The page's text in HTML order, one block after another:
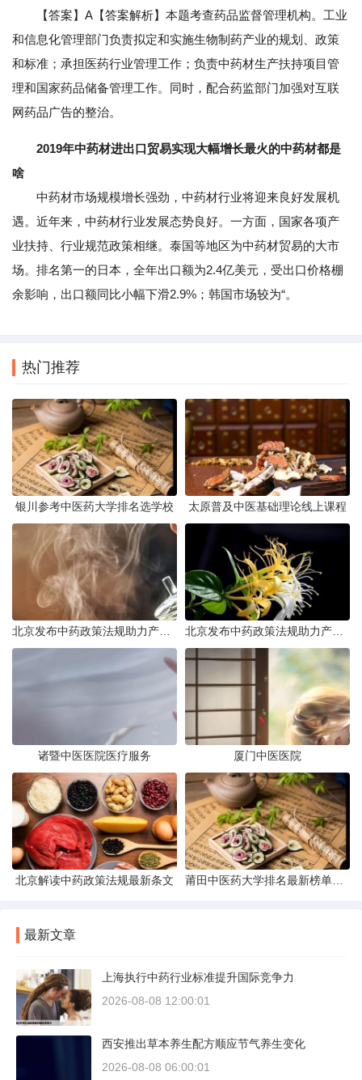
【答案】A【答案解析】本题考查药品监督管理机构。工业
和信息化管理部门负责拟定和实施生物制药产业的规划、政策
和标准；承担医药行业管理工作；负责中药材生产扶持项目管
理和国家药品储备管理工作。同时，配合药监部门加强对互联
网药品广告的整治。
2019年中药材进出口贸易实现大幅增长最火的中药材都是
啥
中药材市场规模增长强劲，中药材行业将迎来良好发展机
遇。近年来，中药材行业发展态势良好。一方面，国家各项产
业扶持、行业规范政策相继。泰国等地区为中药材贸易的大市
场。排名第一的日本，全年出口额为2.4亿美元，受出口价格棚
余影响，出口额同比小幅下滑2.9%；韩国市场较为“。
热门推荐
银川参考中医药大学排名选学校 太原普及中医基础理论线上课程
诸暨中医医院医疗服务 厦门中医医院
北京解读中药政策法规最新条文
最新文章
上海执行中药行业标准提升国际竞争力
2026-08-08 12:00:01
西安推出草本养生配方顺应节气养生变化
2026-08-08 06:00:01